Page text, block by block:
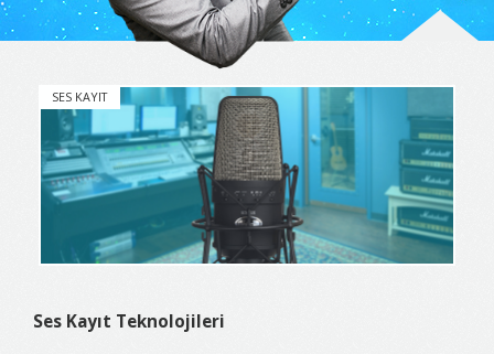
SES KAYIT
Ses Kayıt Teknolojileri